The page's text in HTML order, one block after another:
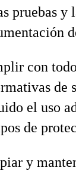
pruebas y
con
de
el uso
de
y